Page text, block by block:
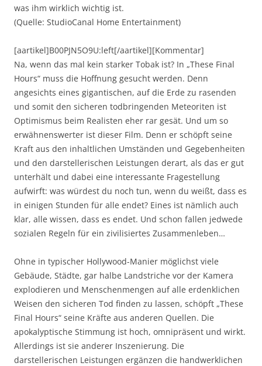
was ihm wirklich wichtig ist.
(Quelle: StudioCanal Home Entertainment)
[aartikel]B00PJN5O9U:left[/aartikel][Kommentar]
Na, wenn das mal kein starker Tobak ist? In „These Final
Hours“ muss die Hoffnung gesucht werden. Denn
angesichts eines gigantischen, auf die Erde zu rasenden
und somit den sicheren todbringenden Meteoriten ist
Optimismus beim Realisten eher rar gesät. Und um so
erwähnenswerter ist dieser Film. Denn er schöpft seine
Kraft aus den inhaltlichen Umständen und Gegebenheiten
und den darstellerischen Leistungen derart, als das er gut
unterhält und dabei eine interessante Fragestellung
aufwirft: was würdest du noch tun, wenn du weißt, dass es
in einigen Stunden für alle endet? Eines ist nämlich auch
klar, alle wissen, dass es endet. Und schon fallen jedwede
sozialen Regeln für ein zivilisiertes Zusammenleben…
Ohne in typischer Hollywood-Manier möglichst viele
Gebäude, Städte, gar halbe Landstriche vor der Kamera
explodieren und Menschenmengen auf alle erdenklichen
Weisen den sicheren Tod finden zu lassen, schöpft „These
Final Hours“ seine Kräfte aus anderen Quellen. Die
apokalyptische Stimmung ist hoch, omnipräsent und wirkt.
Allerdings ist sie anderer Inszenierung. Die
darstellerischen Leistungen ergänzen die handwerklichen